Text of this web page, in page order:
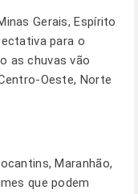
Gerais, Espírito
para o
as chuvas vão
Oeste, Norte
Maranhão,
que podem